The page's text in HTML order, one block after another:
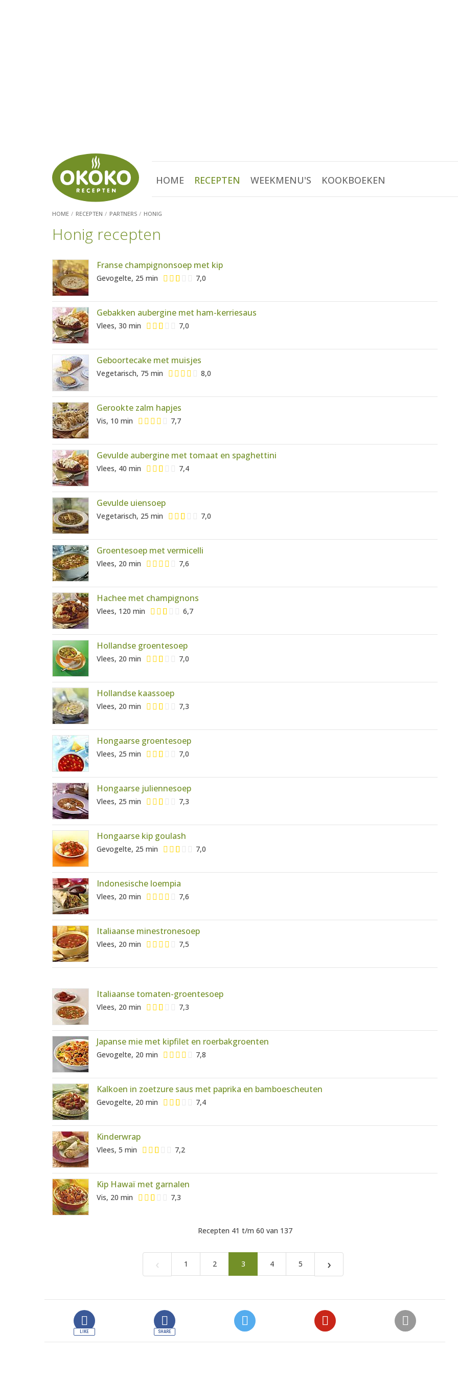
HOME RECEPTEN WEEKMENU'S KOOKBOEKEN
HOME RECEPTEN PARTNERS HONIG
Honig recepten
Franse champignonsoep met kip
Gevogelte, 25 min 7,0
Gebakken aubergine met ham-kerriesaus
Vlees, 30 min 7,0
Geboortecake met muisjes
Vegetarisch, 75 min 8,0
Gerookte zalm hapjes
Vis, 10 min 7,7
Gevulde aubergine met tomaat en spaghettini
Vlees, 40 min 7,4
Gevulde uiensoep
Vegetarisch, 25 min 7,0
Groentesoep met vermicelli
Vlees, 20 min 7,6
Hachee met champignons
Vlees, 120 min 6,7
Hollandse groentesoep
Vlees, 20 min 7,0
Hollandse kaassoep
Vlees, 20 min 7,3
Hongaarse groentesoep
Vlees, 25 min 7,0
Hongaarse juliennesoep
Vlees, 25 min 7,3
Hongaarse kip goulash
Gevogelte, 25 min 7,0
Indonesische loempia
Vlees, 20 min 7,6
Italiaanse minestronesoep
Vlees, 20 min 7,5
Italiaanse tomaten-groentesoep
Vlees, 20 min 7,3
Japanse mie met kipfilet en roerbakgroenten
Gevogelte, 20 min 7,8
Kalkoen in zoetzure saus met paprika en bamboescheuten
Gevogelte, 20 min 7,4
Kinderwrap
Vlees, 5 min 7,2
Kip Hawaï met garnalen
Vis, 20 min 7,3
Recepten 41 t/m 60 van 137
‹ 1 2 3 4 5 ›